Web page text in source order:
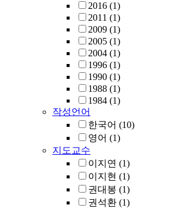
2016 (1)
2011 (1)
2009 (1)
2005 (1)
2004 (1)
1996 (1)
1990 (1)
1988 (1)
1984 (1)
작성언어
한국어 (10)
영어 (1)
지도교수
이지연 (1)
이지현 (1)
권대봉 (1)
권석환 (1)